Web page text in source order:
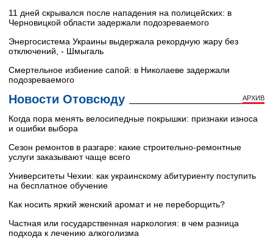
11 дней скрывался после нападения на полицейских: в
Черновицкой области задержали подозреваемого
Энергосистема Украины выдержала рекордную жару без
отключений, - Шмыгаль
Смертельное избиение сапой: в Николаеве задержали
подозреваемого
Новости Отовсюду АРХИВ
Когда пора менять велосипедные покрышки: признаки износа
и ошибки выбора
Сезон ремонтов в разгаре: какие строительно-ремонтные
услуги заказывают чаще всего
Университеты Чехии: как украинскому абитуриенту поступить
на бесплатное обучение
Как носить яркий женский аромат и не переборщить?
Частная или государственная наркология: в чем разница
подхода к лечению алкоголизма